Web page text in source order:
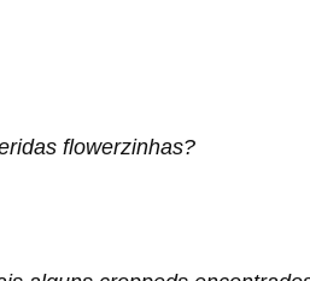
flowerzinhas?